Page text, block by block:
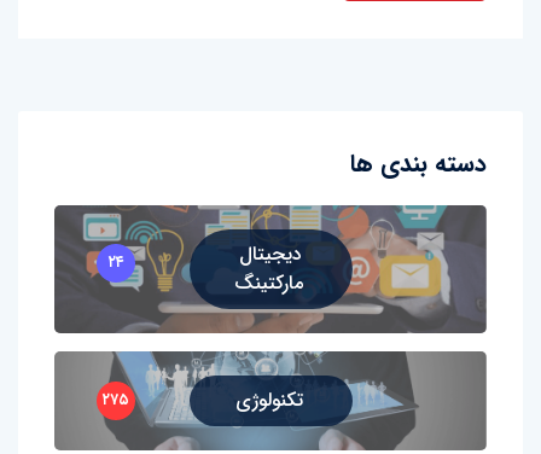
دسته بندی ها
دیجیتال
مارکتینگ
۲۴
تکنولوژی ۲۷۵